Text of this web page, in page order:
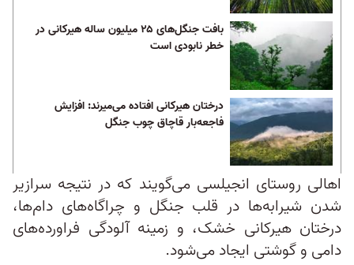
بافت جنگل‌های ۲۵ میلیون ساله هیرکانی در
خطر نابودی است
درختان هیرکانی افتاده می‌میرند: افزایش
فاجعه‌بار قاچاق چوب جنگل
اهالی روستای انجیلسی می‌گویند که در نتیجه سرازیر
شدن شیرابه‌ها در قلب جنگل و چراگاه‌های دام‌ها،
درختان هیرکانی خشک، و زمینه آلودگی فراورده‌های
دامی و گوشتی ایجاد می‌شود.